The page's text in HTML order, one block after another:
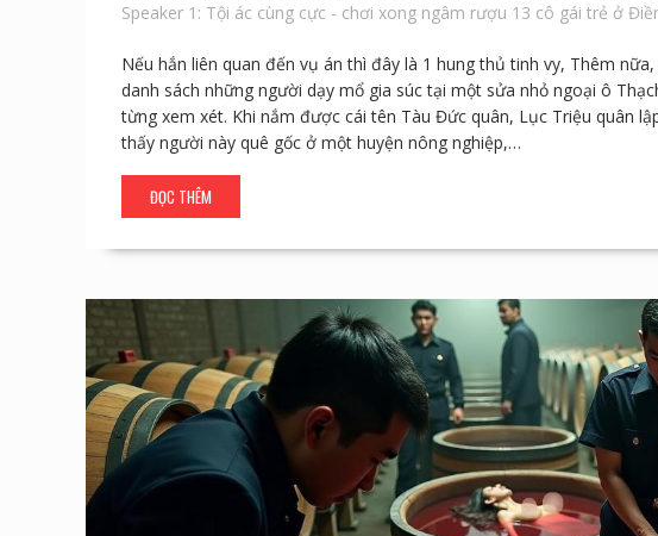
Speaker 1: Tội ác cùng cực - chơi xong ngâm rượu 13 cô gái trẻ ở
Nếu hắn liên quan đến vụ án thì đây là 1 hung thủ tinh vy, Thêm
danh sách những người dạy mổ gia súc tại một sửa nhỏ ngoại ô
từng xem xét. Khi nắm được cái tên Tàu Đức quân, Lục Triệu quân
thấy người này quê gốc ở một huyện nông nghiệp,…
ĐỌC THÊM